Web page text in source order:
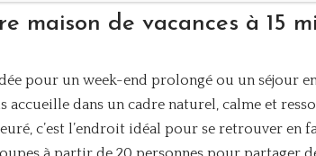
maison de vacances à 15
pour un week-end prolongé ou un séjour
accueille dans un cadre naturel, calme et
c’est l’endroit idéal pour se retrouver en